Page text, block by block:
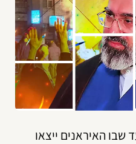
האיראנים ייצאו